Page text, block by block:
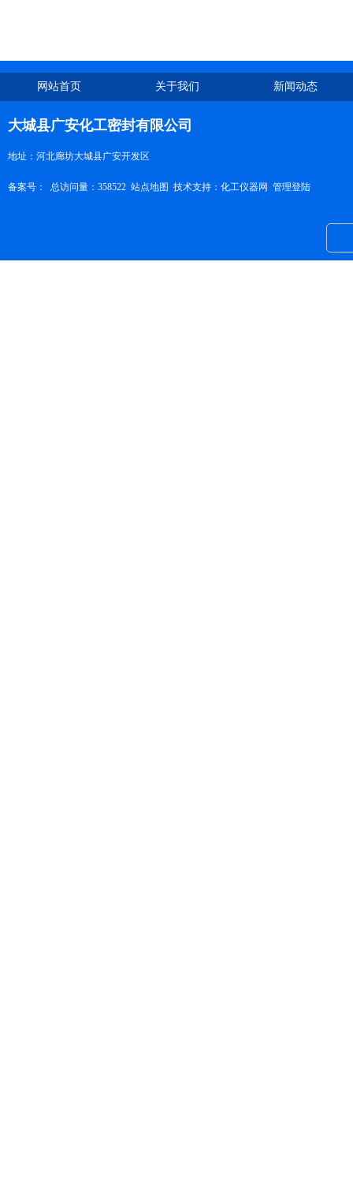
网站首页 关于我们 新闻动态
大城县广安化工密封有限公司
地址：河北廊坊大城县广安开发区
备案号： 总访问量：358522 站点地图 技术支持： 化工仪器网 管理登陆